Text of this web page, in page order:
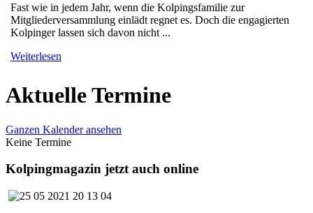
Fast wie in jedem Jahr, wenn die Kolpingsfamilie zur
Mitgliederversammlung einlädt regnet es. Doch die engagierten
Kolpinger lassen sich davon nicht ...
Weiterlesen
Aktuelle Termine
Ganzen Kalender ansehen
Keine Termine
Kolpingmagazin jetzt auch online